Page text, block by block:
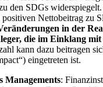
den SDGs
Nettobeitrag zu
in der
die im Einklang
kann dazu beitragen
eingetreten ist.
Managements: